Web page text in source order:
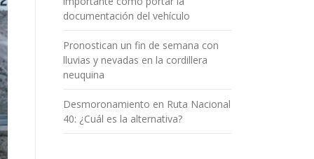
documentación del vehículo
Pronostican un fin de semana con
lluvias y nevadas en la cordillera
neuquina
Desmoronamiento en Ruta Nacional
40: ¿Cuál es la alternativa?